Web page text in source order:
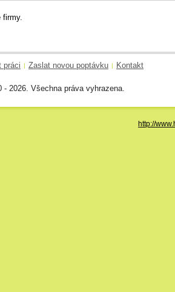
firmy.
práci | Zaslat novou poptávku | Kontakt
- 2026. Všechna práva vyhrazena.
http://